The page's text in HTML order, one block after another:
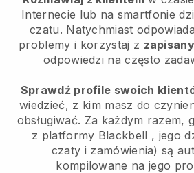
Internecie lub na smartfonie
czatu. Natychmiast
problemy i korzystaj z
odpowiedzi na często
Sprawdź profile swoich
wiedzieć, z kim masz do
obsługiwać. Za każdym razem,
z platformy Blackbell , jego
czaty i zamówienia) są
kompilowane na jego